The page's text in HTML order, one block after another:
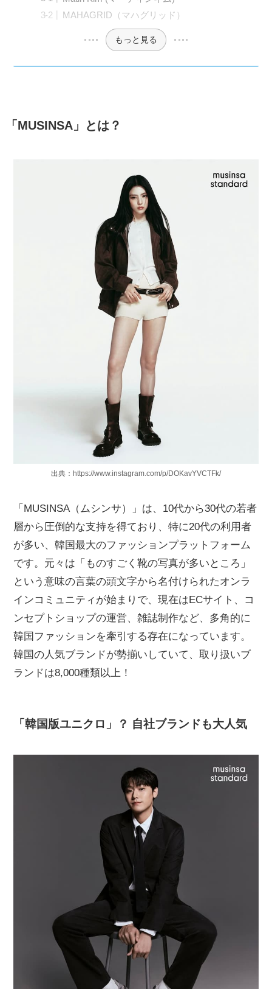
MAHAGRID（マハグリッド）
もっと見る
「MUSINSA」とは？
出典：https://www.instagram.com/p/DOKavYVCTFk/
「MUSINSA（ムシンサ）」は、10代から30代の若者
層から圧倒的な支持を得ており、特に20代の利用者
が多い、韓国最大のファッションプラットフォーム
です。元々は「ものすごく靴の写真が多いところ」
という意味の言葉の頭文字から名付けられたオンラ
インコミュニティが始まりで、現在はECサイト、コ
ンセプトショップの運営、雑誌制作など、多角的に
韓国ファッションを牽引する存在になっています。
韓国の人気ブランドが勢揃いしていて、取り扱いブ
ランドは8,000種類以上！
「韓国版ユニクロ」？ 自社ブランドも大人気